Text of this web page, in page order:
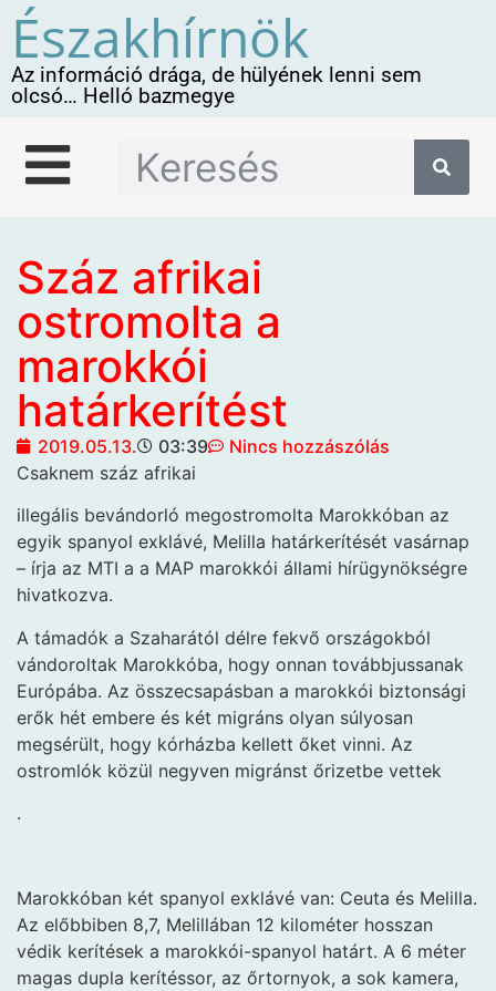
Északhírnök
Az információ drága, de hülyének lenni sem
olcsó… Helló bazmegye
Száz afrikai
ostromolta a
marokkói
határkerítést
2019.05.13. 03:39
Nincs hozzászólás
Csaknem száz afrikai
illegális bevándorló megostromolta Marokkóban az
egyik spanyol exklávé, Melilla határkerítését vasárnap
– írja az MTI a a MAP marokkói állami hírügynökségre
hivatkozva.
A támadók a Szaharától délre fekvő országokból
vándoroltak Marokkóba, hogy onnan továbbjussanak
Európába. Az összecsapásban a marokkói biztonsági
erők hét embere és két migráns olyan súlyosan
megsérült, hogy kórházba kellett őket vinni. Az
ostromlók közül negyven migránst őrizetbe vettek
.
Marokkóban két spanyol exklávé van: Ceuta és Melilla.
Az előbbiben 8,7, Melillában 12 kilométer hosszan
védik kerítések a marokkói-spanyol határt. A 6 méter
magas dupla kerítéssor, az őrtornyok, a sok kamera,